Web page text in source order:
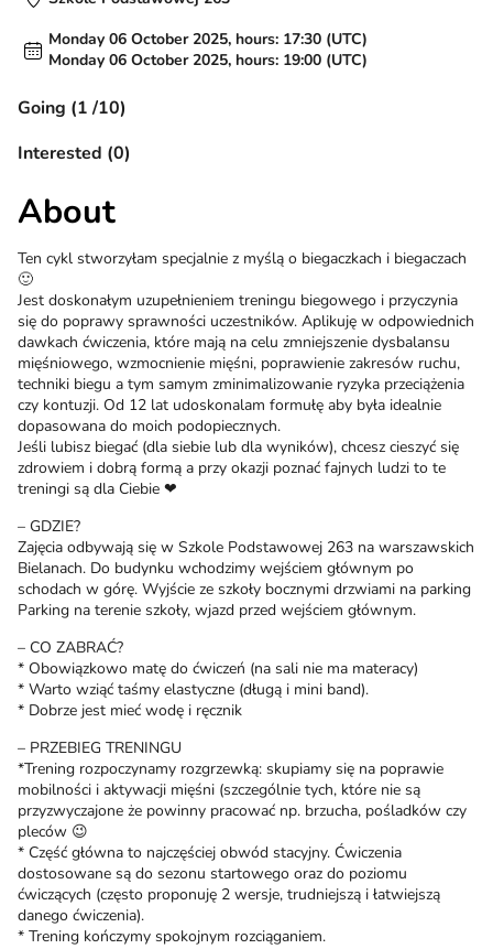
Monday 06 October 2025, hours: 17:30 (UTC)
Monday 06 October 2025, hours: 19:00 (UTC)
Going (1 /10)
Interested (0)
About
Ten cykl stworzyłam specjalnie z myślą o biegaczkach i biegaczach
🙂
Jest doskonałym uzupełnieniem treningu biegowego i przyczynia
się do poprawy sprawności uczestników. Aplikuję w odpowiednich
dawkach ćwiczenia, które mają na celu zmniejszenie dysbalansu
mięśniowego, wzmocnienie mięśni, poprawienie zakresów ruchu,
techniki biegu a tym samym zminimalizowanie ryzyka przeciążenia
czy kontuzji. Od 12 lat udoskonalam formułę aby była idealnie
dopasowana do moich podopiecznych.
Jeśli lubisz biegać (dla siebie lub dla wyników), chcesz cieszyć się
zdrowiem i dobrą formą a przy okazji poznać fajnych ludzi to te
treningi są dla Ciebie ❤
– GDZIE?
Zajęcia odbywają się w Szkole Podstawowej 263 na warszawskich
Bielanach. Do budynku wchodzimy wejściem głównym po
schodach w górę. Wyjście ze szkoły bocznymi drzwiami na parking
Parking na terenie szkoły, wjazd przed wejściem głównym.
– CO ZABRAĆ?
* Obowiązkowo matę do ćwiczeń (na sali nie ma materacy)
* Warto wziąć taśmy elastyczne (długą i mini band).
* Dobrze jest mieć wodę i ręcznik
– PRZEBIEG TRENINGU
*Trening rozpoczynamy rozgrzewką: skupiamy się na poprawie
mobilności i aktywacji mięśni (szczególnie tych, które nie są
przyzwyczajone że powinny pracować np. brzucha, pośladków czy
pleców 😉
* Część główna to najczęściej obwód stacyjny. Ćwiczenia
dostosowane są do sezonu startowego oraz do poziomu
ćwiczących (często proponuję 2 wersje, trudniejszą i łatwiejszą
danego ćwiczenia).
* Trening kończymy spokojnym rozciąganiem.